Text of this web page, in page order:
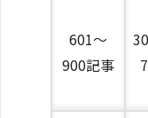
601〜
900記事